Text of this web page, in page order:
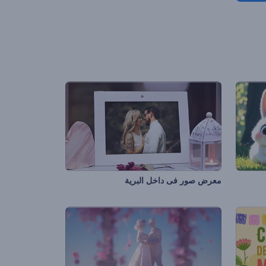
معرض صور فى داخل البرية